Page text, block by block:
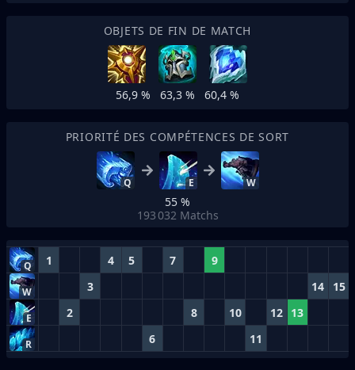
OBJETS DE FIN DE MATCH
56,9 % 63,3 % 60,4 %
PRIORITÉ DES COMPÉTENCES DE SORT
Q E W
55 %
193 032 Matchs
Q 1 4 5 7 9
W 3 14 15
E 2 8 10 12 13
R 6 11